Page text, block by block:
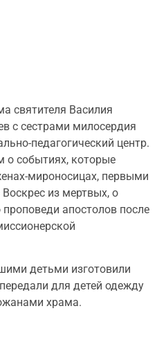
святителя Василия
с сестрами милосердия
педагогический центр.
о событиях, которые
мироносицах, первыми
из мертвых, о
апостолов после
детьми изготовили
для детей одежду
храма.